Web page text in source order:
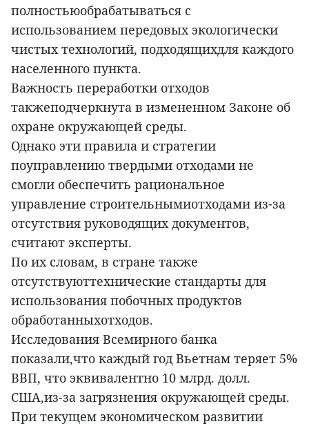
полностьюобрабатываться с
использованием передовых экологически
чистых технологий, подходящихдля каждого
населенного пункта.
Важность переработки отходов
такжеподчеркнута в измененном Законе об
охране окружающей среды.
Однако эти правила и стратегии
поуправлению твердыми отходами не
смогли обеспечить рациональное
управление строительнымиотходами из-за
отсутствия руководящих документов,
считают эксперты.
По их словам, в стране также
отсутствуюттехнические стандарты для
использования побочных продуктов
обработанныхотходов.
Исследования Всемирного банка
показали,что каждый год Вьетнам теряет 5%
ВВП, что эквивалентно 10 млрд. долл.
США,из-за загрязнения окружающей среды.
При текущем экономическом развитии